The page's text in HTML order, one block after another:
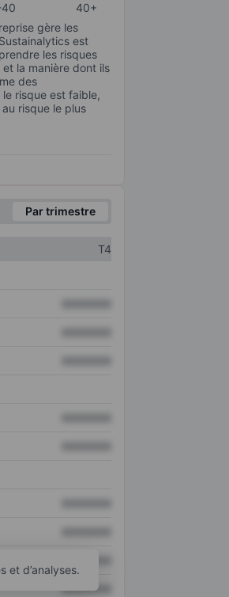
40+
gère les
est
les risques
et la manière dont ils
des
le risque est faible,
risque le plus
Par trimestre
T4
XXXXXXX
et d’analyses.